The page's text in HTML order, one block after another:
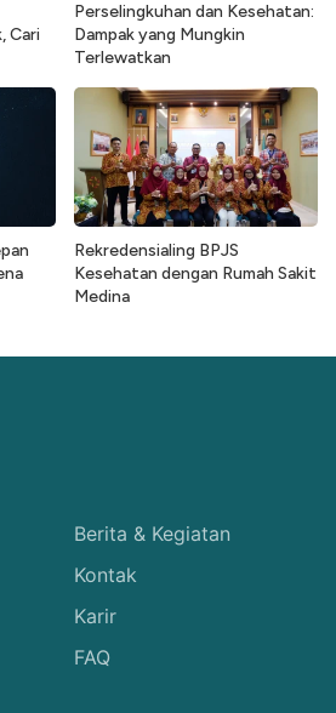
Cari
Perselingkuhan dan Kesehatan:
Dampak yang Mungkin
Terlewatkan
Rekredensialing BPJS
Kesehatan dengan Rumah Sakit
Medina
Berita & Kegiatan
Kontak
Karir
FAQ